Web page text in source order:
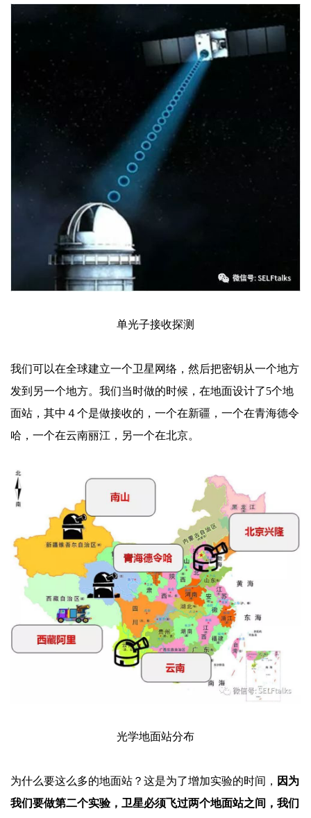
单光子接收探测
我们可以在全球建立一个卫星网络，然后把密钥从一个地方
发到另一个地方。我们当时做的时候，在地面设计了5个地
面站，其中４个是做接收的，一个在新疆，一个在青海德令
哈，一个在云南丽江，另一个在北京。
光学地面站分布
为什么要这么多的地面站？这是为了增加实验的时间， 因为
我们要做第二个实验，卫星必须飞过两个地面站之间，我们